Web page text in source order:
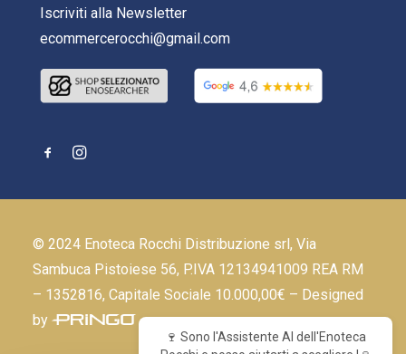
Iscriviti alla Newsletter
ecommercerocchi@gmail.com
© 2024 Enoteca Rocchi Distribuzione srl, Via
Sambuca Pistoiese 56, P.IVA 12134941009 REA RM
– 1352816, Capitale Sociale 10.000,00€ – Designed
by
🍷 Sono l'Assistente AI dell'Enoteca